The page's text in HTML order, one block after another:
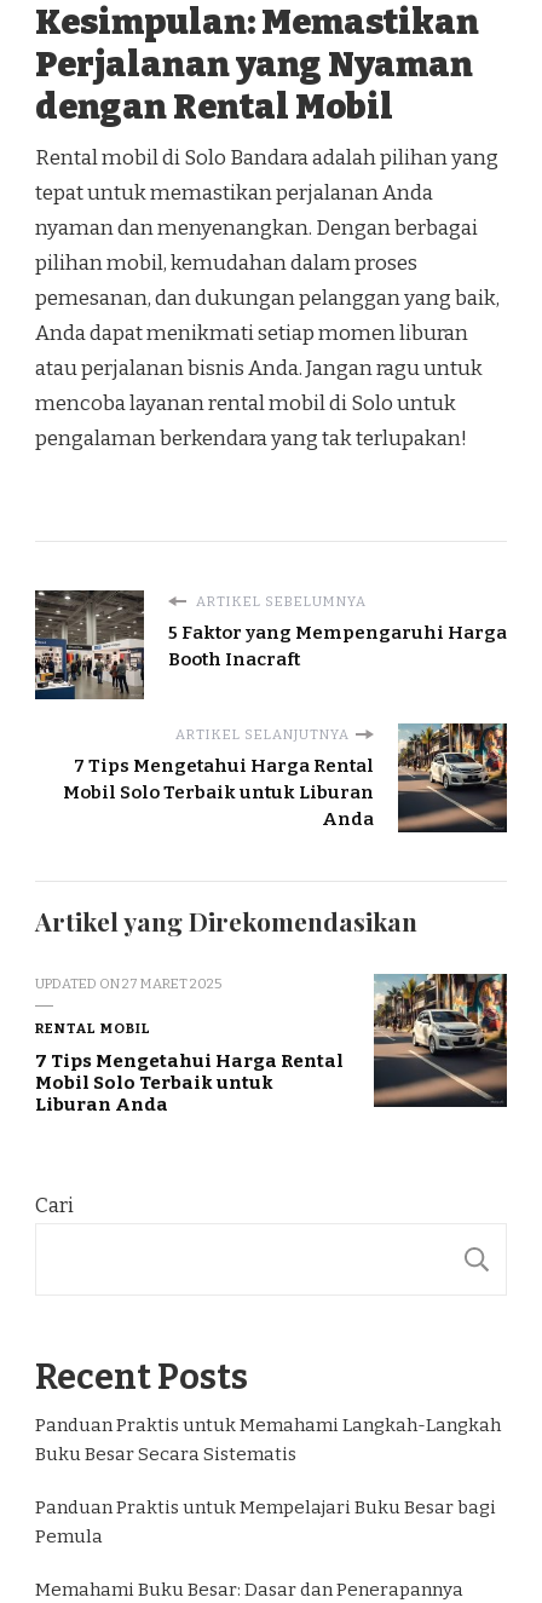
Kesimpulan: Memastikan
Perjalanan yang Nyaman
dengan Rental Mobil
Rental mobil di Solo Bandara adalah pilihan yang
tepat untuk memastikan perjalanan Anda
nyaman dan menyenangkan. Dengan berbagai
pilihan mobil, kemudahan dalam proses
pemesanan, dan dukungan pelanggan yang baik,
Anda dapat menikmati setiap momen liburan
atau perjalanan bisnis Anda. Jangan ragu untuk
mencoba layanan rental mobil di Solo untuk
pengalaman berkendara yang tak terlupakan!
ARTIKEL SEBELUMNYA
5 Faktor yang Mempengaruhi Harga
Booth Inacraft
ARTIKEL SELANJUTNYA
7 Tips Mengetahui Harga Rental
Mobil Solo Terbaik untuk Liburan
Anda
Artikel yang Direkomendasikan
UPDATED ON27 MARET 2025
RENTAL MOBIL
7 Tips Mengetahui Harga Rental
Mobil Solo Terbaik untuk
Liburan Anda
Cari
Recent Posts
Panduan Praktis untuk Memahami Langkah-Langkah
Buku Besar Secara Sistematis
Panduan Praktis untuk Mempelajari Buku Besar bagi
Pemula
Memahami Buku Besar: Dasar dan Penerapannya